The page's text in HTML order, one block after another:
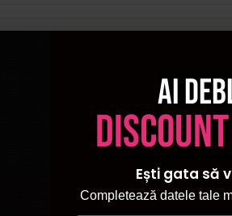
Ai
Ești gata să
Completează datele tale